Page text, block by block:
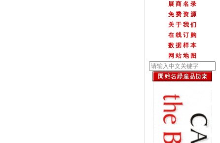
展 商 名 录
免 费 资 源
关 于 我 们
在 线 订 购
数 据 样 本
网 站 地 图